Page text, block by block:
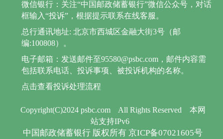
Copyright(C)2024 psbc.com All Rights Reserved
本网
站支持IPv6
中国邮政储蓄银行 版权所有 京ICP备07021605号
微信银行：关注“中国邮政储蓄银行”微信公众号，对话
框输入“投诉”，根据提示联系在线客服。
总行通讯地址: 北京市西城区金融大街3号（邮
编:100808）。
电子邮箱：发送邮件至95580@psbc.com，邮件内容需
包括联系电话、投诉事项、被投诉机构的名称。
点击查看投诉处理流程